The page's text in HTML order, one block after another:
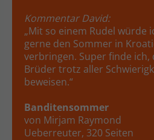
Kommentar David:
„Mit so einem Rudel würde
gerne den Sommer in
verbringen. Super finde ich,
Brüder trotz aller
beweisen.“
Banditensommer
von Mirjam Raymond
Ueberreuter, 320 Seiten